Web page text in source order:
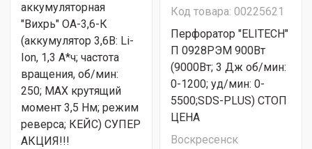
аккумуляторная
"Вихрь" ОА-3,6-К
(аккумулятор 3,6В: Li-
Ion, 1,3 А*ч; частота
вращения, об/мин:
250; МАХ крутящий
момент 3,5 Нм; режим
реверса; КЕЙС) СУПЕР
АКЦИЯ!!!
Код товара: 00225621
Перфоратор "ELITECH"
П 0928РЭМ 900Вт
(9000Вт; 3 Дж об/мин:
0-1200; уд/мин: 0-
5500;SDS-PLUS) СТОП
ЦЕНА
Воскресенск